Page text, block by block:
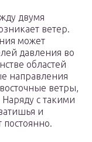
двумя
ветер.
может
давления во
областей
направления
ветры,
с такими
и